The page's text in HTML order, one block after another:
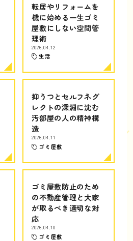
転居やリフォームを
機に始める一生ゴミ
屋敷にしない空間管
理術
2026.04.12
生活
抑うつとセルフネグ
レクトの深淵に沈む
汚部屋の人の精神構
造
2026.04.11
ゴミ屋敷
ゴミ屋敷防止のため
の不動産管理と大家
が取るべき適切な対
応
2026.04.10
ゴミ屋敷